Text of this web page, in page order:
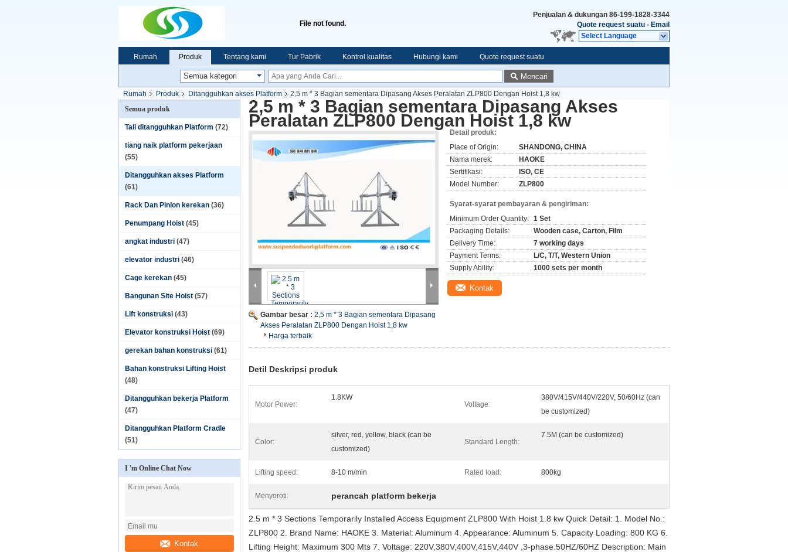
File not found.
Penjualan & dukungan 86-199-1828-3344
Quote request suatu - Email
Select Language
Rumah Produk Tentang kami Tur Pabrik Kontrol kualitas Hubungi kami Quote request suatu
Mencari
Rumah Produk Ditangguhkan akses Platform
2,5 m * 3 Bagian sementara Dipasang Akses Peralatan ZLP800 Dengan Hoist 1,8 kw
Semua produk
Tali ditangguhkan Platform (72)
tiang naik platform pekerjaan
(55)
Ditangguhkan akses Platform
(61)
Rack Dan Pinion kerekan (36)
Penumpang Hoist (45)
angkat industri (47)
elevator industri (46)
Cage kerekan (45)
Bangunan Site Hoist (57)
Lift konstruksi (43)
Elevator konstruksi Hoist (69)
gerekan bahan konstruksi (61)
Bahan konstruksi Lifting Hoist
(48)
Ditangguhkan bekerja Platform
(47)
Ditangguhkan Platform Cradle
(51)
I 'm Online Chat Now
Kontak
2,5 m * 3 Bagian sementara Dipasang Akses
Peralatan ZLP800 Dengan Hoist 1,8 kw
Gambar besar : 2,5 m * 3 Bagian sementara Dipasang
Akses Peralatan ZLP800 Dengan Hoist 1,8 kw
Harga terbaik
Detail produk:
Place of Origin:
SHANDONG, CHINA
Nama merek:
HAOKE
Sertifikasi:
ISO, CE
Model Number:
ZLP800
Syarat-syarat pembayaran & pengiriman:
Minimum Order Quantity: 1 Set
Packaging Details:
Wooden case, Carton, Film
Delivery Time:
7 working days
Payment Terms:
L/C, T/T, Western Union
Supply Ability:
1000 sets per month
Kontak
Detil Deskripsi produk
Motor Power:
1.8KW
Voltage:
380V/415V/440V/220V, 50/60Hz (can
be customized)
Color:
silver, red, yellow, black (can be
customized)
Standard Length:
7.5M (can be customized)
Lifting speed: 8-10 m/min Rated load: 800kg
Menyoroti: perancah platform bekerja
2.5 m * 3 Sections Temporarily Installed Access Equipment ZLP800 With Hoist 1.8 kw Quick Detail: 1. Model No.:
ZLP800 2. Brand Name: HAOKE 3. Material: Aluminum 4. Appearance: Aluminum 5. Capacity Loading: 800 KG 6.
Lifting Height: Maximum 300 Mts 7. Voltage: 220V,380V,400V,415V,440V ,3-phase.50HZ/60HZ Description: Main